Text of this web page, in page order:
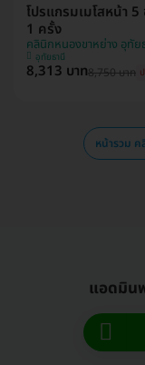
โปรแกรมเมโสหน้า
1 ครั้ง
คลินิกหนองขาหย่าง อุทัย
อุทัยธานี
8,313 บาท8,750 บาท
หน้ารวม
แอดมิน